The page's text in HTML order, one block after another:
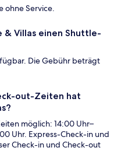
ohne Service.
Villas einen Shuttle-
Die Gebühr beträgt
out-Zeiten hat
möglich: 14:00 Uhr–
Uhr. Express-Check-in und
Check-in und Check-out